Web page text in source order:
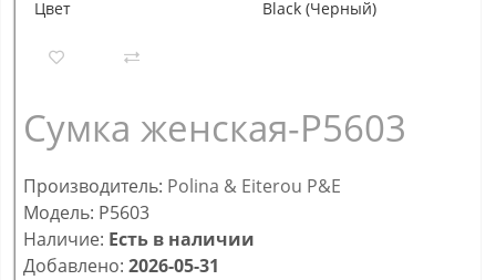
Цвет
Black (Черный)
Сумка женская-P5603
Производитель: Polina & Eiterou P&E
Модель: P5603
Наличие: Есть в наличии
Добавлено: 2026-05-31